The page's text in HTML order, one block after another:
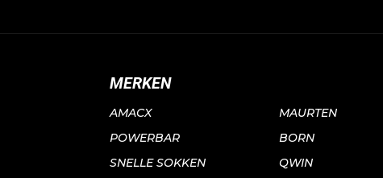
MERKEN
AMACX MAURTEN
POWERBAR
BORN
SNELLE SOKKEN
QWIN